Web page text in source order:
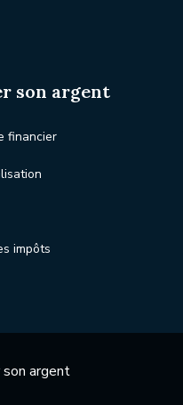
son argent
financier
impôts
argent